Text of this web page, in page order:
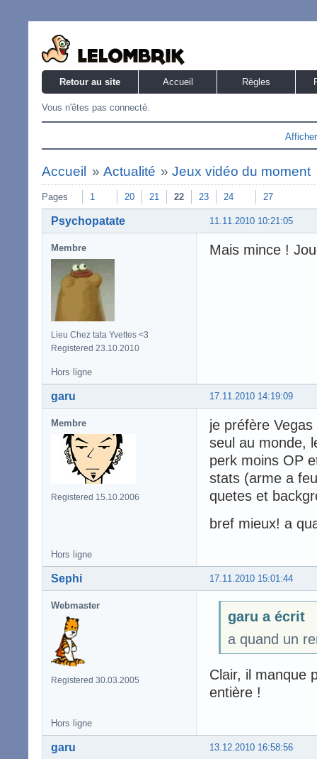
Retour au site Accueil Règles
Vous n'êtes pas connecté.
Accueil » Actualité »Jeux vidéo du moment
Pages 1 20 21 22 23 24 27
11.11.2010 10:21:05
Psychopatate
Membre
Lieu Chez tata Yvettes <3
Registered 23.10.2010
Mais mince !
Hors ligne
17.11.2010 14:19:09
garu
Membre
Registered 15.10.2006
je préfère
seul au monde,
perk moins OP
stats (arme a
quetes et
bref mieux! a
Hors ligne
17.11.2010 15:01:44
Sephi
Webmaster
Registered 30.03.2005
garu a écrit
a quand un
Clair, il manque
entière !
Hors ligne
13.12.2010 16:58:56
garu